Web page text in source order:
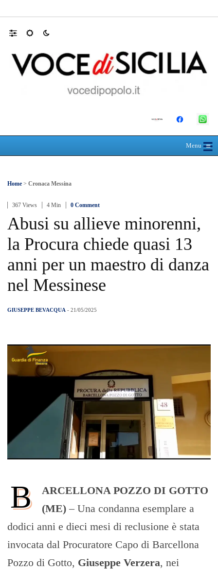
Menu≡
☰
Home > Cronaca Messina
367 Views 4 Min 0 Comment
Abusi su allieve minorenni,
la Procura chiede quasi 13
anni per un maestro di danza
nel Messinese
GIUSEPPE BEVACQUA - 21/05/2025
B
ARCELLONA POZZO DI GOTTO
(ME) – Una condanna esemplare a
dodici anni e dieci mesi di reclusione è stata
invocata dal Procuratore Capo di Barcellona
Pozzo di Gotto, Giuseppe Verzera, nei